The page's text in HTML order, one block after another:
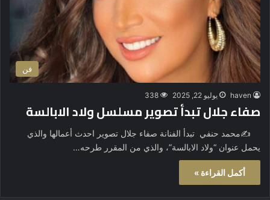
فن
haven يوليو 22, 2025 338
صفاء جلال تبدأ تصوير مسلسل ولاد الابالسة
✍️محمد حنفي تبدأ الفنانة صفاء جلال تصوير احدث أعمالها والذي
يحمل عنوان “ولاد الابالسة”، والذي من المقرر طرحه…
أكمل القراءة »